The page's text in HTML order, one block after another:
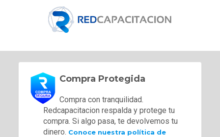
Compra Protegida
Compra con tranquilidad.
Redcapacitacion respalda y protege tu
compra. Si algo pasa, te devolvemos tu
dinero. Conoce nuestra política de